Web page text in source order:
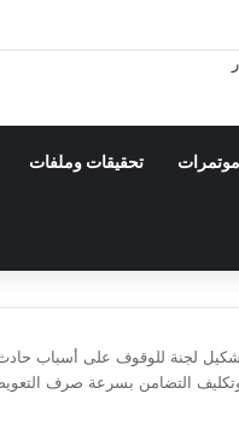
مضيق هرمز
موتمرات تحقيقات وملفات
لجنة للوقوف على أسباب حادث
التضامن بسرعة صرف